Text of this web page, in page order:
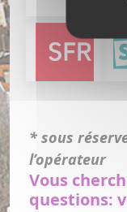
* sous
l’opérateur
Vous
questions: